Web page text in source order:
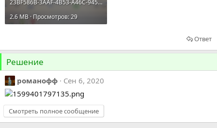
23BF586B-3AAF-4B53-A46C-9455EFA21646.jpeg
2.6 MB · Просмотров: 29
Ответ
Решение
романофф Сен 6, 2020
Смотреть полное сообщение